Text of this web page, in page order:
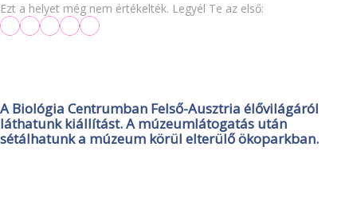
Ezt a helyet még nem értékelték. Legyél Te az első:
A Biológia Centrumban Felső-Ausztria élővilágáról
láthatunk kiállítást. A múzeumlátogatás után
sétálhatunk a múzeum körül elterülő ökoparkban.